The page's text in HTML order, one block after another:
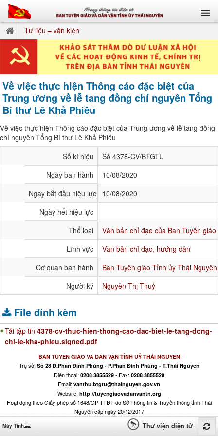
Tư liệu – văn kiện
Về việc thực hiện Thông cáo đặc biệt của
Trung ương về lễ tang đồng chí nguyên Tổng
Bí thư Lê Khả Phiêu
Về việc thực hiện Thông cáo đặc biệt của Trung ương về lễ tang đồng
chí nguyên Tổng Bí thư Lê Khả Phiêu
Số kí hiệu
Số 4378-CV/BTGTU
Ngày ban hành
10/08/2020
Ngày bắt đầu hiệu lực
10/08/2020
Ngày hết hiệu lực
Thể loại
Văn bản chỉ đạo của Ban Tuyên
Lĩnh vực
Văn bản chỉ đạo, hướng dẫn
Cơ quan ban hành
Ban Tuyên giáo Tỉnh ủy Thái Nguyên
Người ký
Nguyễn Thị Thuỷ
File đính kèm
Tải tập tin 4378-cv-thuc-hien-thong-cao-dac-biet-le-tang-dong-
chi-le-kha-phieu.signed.pdf
BAN TUYÊN GIÁO VÀ DÂN VẬN TỈNH UỶ THÁI NGUYÊN
Trụ sở: Số 28 Đ.Phan Đình Phùng - P.Phan Đình Phùng - T.Thái Nguyên
Điện thoại: 0208 3855529- Fax: 0208 3855529
Email: vanthu.btgtu@thainguyen.gov.vn
Website: http://tuyengiaovadanvantn.org
Hoạt động theo Giấy phép số 1648/GP-TTĐT do Sở Thông tin & Truyền thông tỉnh Thái
Nguyên cấp ngày 20/12/2017
Máy Tính Thư viện điện tử